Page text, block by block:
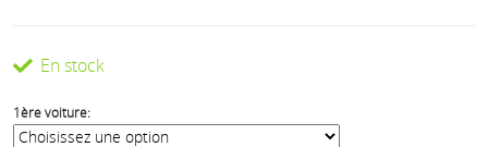
En stock
1ère voiture: